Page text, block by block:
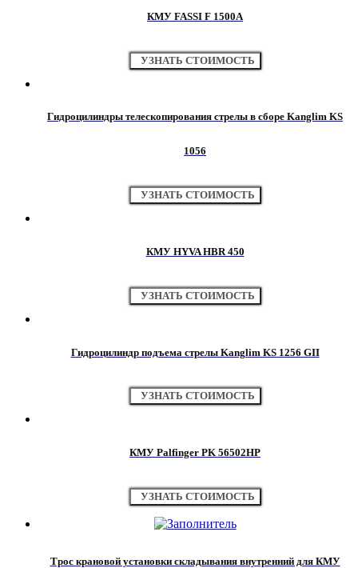
КМУ FASSI F 1500A
УЗНАТЬ СТОИМОСТЬ
Гидроцилиндры телескопирования стрелы в сборе Kanglim KS
1056
УЗНАТЬ СТОИМОСТЬ
КМУ HYVA HВR 450
УЗНАТЬ СТОИМОСТЬ
Гидроцилиндр подъема стрелы Kanglim KS 1256 GII
УЗНАТЬ СТОИМОСТЬ
КМУ Palfinger PK 56502НР
УЗНАТЬ СТОИМОСТЬ
Трос крановой установки складывания внутренний для КМУ